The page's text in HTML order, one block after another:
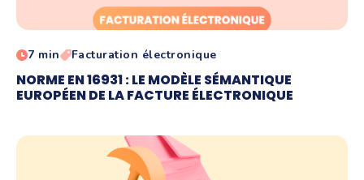
7 min Facturation électronique
NORME EN 16931 : LE MODÈLE SÉMANTIQUE
EUROPÉEN DE LA FACTURE ÉLECTRONIQUE